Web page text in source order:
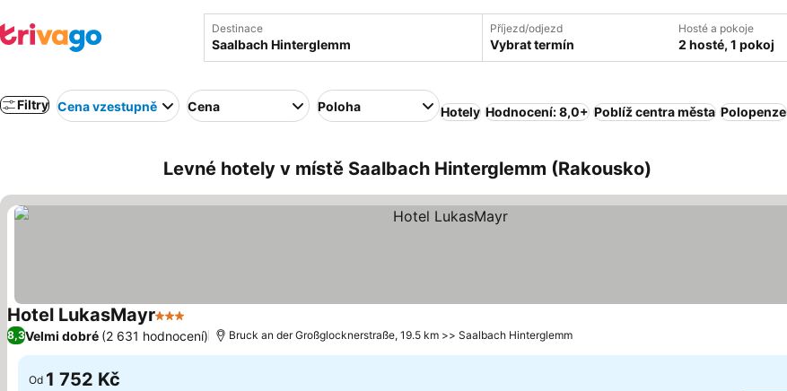
Destinace Příjezd/odjezd
Vybrat termín
Hosté a pokoje
2 hosté, 1 pokoj
Filtry Cena vzestupně Cena Poloha Hotely Hodnocení: 8,0+ Poblíž centra města Polopenze
Levné hotely v místě Saalbach Hinterglemm (Rakousko)
Hotel LukasMayr3 Počet hvězdiček
Ukázat ceny
8,3Velmi dobré (2 631 hodnocení) Bruck an der Großglocknerstraße, 19.5 km >> Saalbach Hinterglemm
Od 1 752 Kč